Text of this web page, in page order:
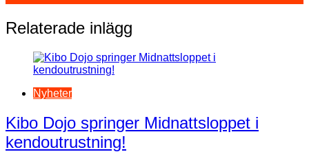
Relaterade inlägg
Nyheter
Kibo Dojo springer Midnattsloppet i
kendoutrustning!